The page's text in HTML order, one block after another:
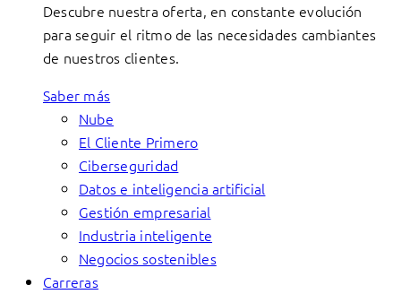
Descubre nuestra oferta, en constante evolución
para seguir el ritmo de las necesidades cambiantes
de nuestros clientes.
Saber más
Nube
El Cliente Primero
Ciberseguridad
Datos e inteligencia artificial
Gestión empresarial
Industria inteligente
Negocios sostenibles
Carreras